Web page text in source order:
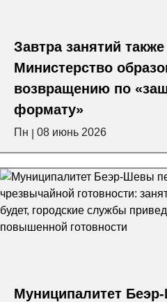
Завтра занятий
Министерство
возвращению по
формату»
Пн 08 июнь 2026
Муниципалитет